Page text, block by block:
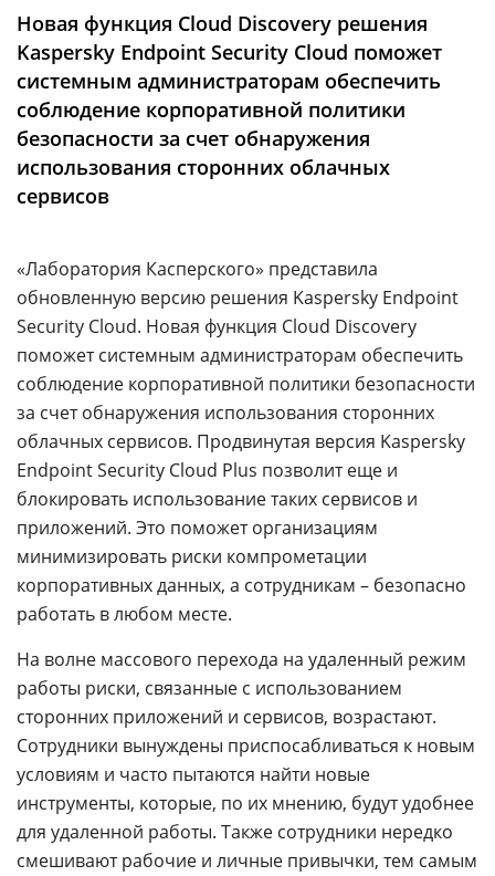
Конференции
Техника
ТВ
Об
издании
Вакансии
Контакты
Max
Дзен
VK
Rutube
Новая функция Cloud Discovery решения
Kaspersky Endpoint Security Cloud поможет
системным администраторам обеспечить
соблюдение корпоративной политики
безопасности за счет обнаружения
использования сторонних облачных
сервисов
«Лаборатория Касперского» представила
обновленную версию решения Kaspersky Endpoint
Security Cloud. Новая функция Cloud Discovery
поможет системным администраторам обеспечить
соблюдение корпоративной политики безопасности
за счет обнаружения использования сторонних
облачных сервисов. Продвинутая версия Kaspersky
Endpoint Security Cloud Plus позволит еще и
блокировать использование таких сервисов и
приложений. Это поможет организациям
минимизировать риски компрометации
корпоративных данных, а сотрудникам – безопасно
работать в любом месте.
На волне массового перехода на удаленный режим
работы риски, связанные с использованием
сторонних приложений и сервисов, возрастают.
Сотрудники вынуждены приспосабливаться к новым
условиям и часто пытаются найти новые
инструменты, которые, по их мнению, будут удобнее
для удаленной работы. Также сотрудники нередко
смешивают рабочие и личные привычки, тем самым